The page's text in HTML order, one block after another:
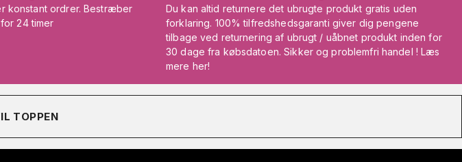
konstant ordrer. Bestræber
24 timer
Du kan altid returnere det ubrugte produkt gratis uden
forklaring. 100% tilfredshedsgaranti giver dig pengene
tilbage ved returnering af ubrugt / uåbnet produkt inden for
30 dage fra købsdatoen. Sikker og problemfri handel ! Læs
mere her!
TOPPEN